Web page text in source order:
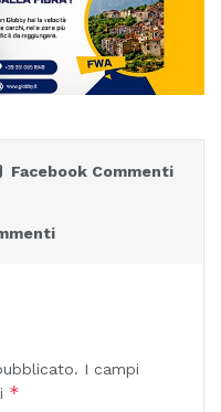
Facebook Commenti
I campi
*